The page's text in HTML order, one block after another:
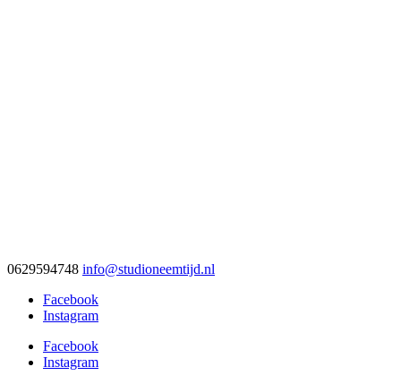
0629594748 info@studioneemtijd.nl
Facebook
Instagram
Facebook
Instagram